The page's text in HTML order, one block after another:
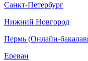
Санкт-Петербург
Нижний Новгород
Пермь (Онлайн-
Ереван